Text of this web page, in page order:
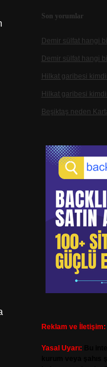
Son yorumlar
Demir sülfat hangi
Demir sülfat hangi
Hilkat garibesi
Hilkat garibesi
Beşiktaş neden
Reklam ve İletişim:
Yasal Uyarı: